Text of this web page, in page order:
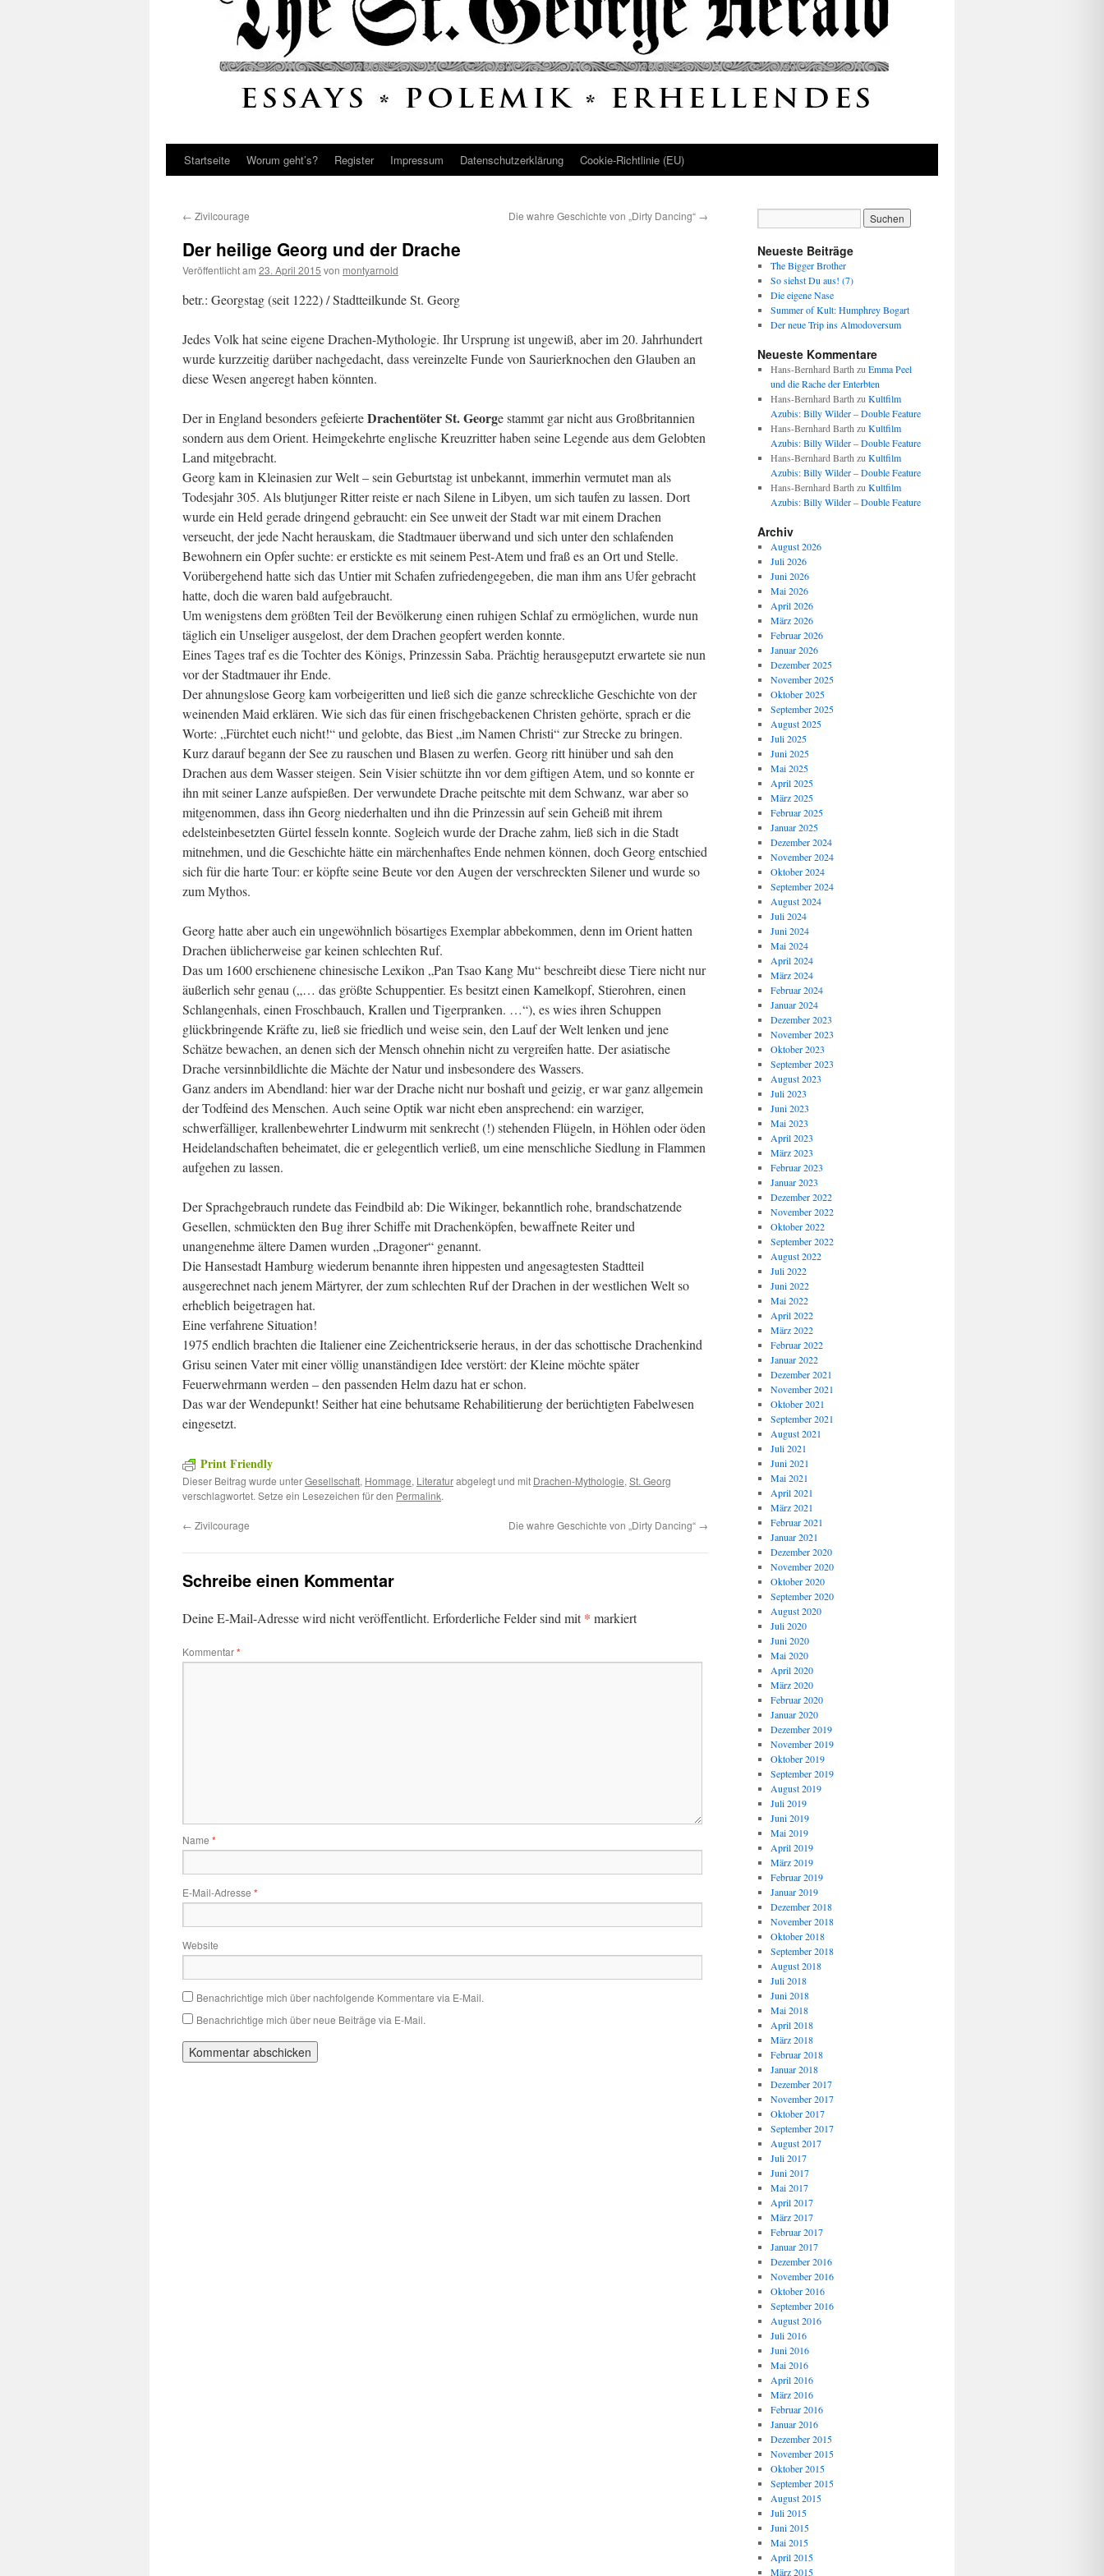
Startseite Worum geht’s? Register Impressum Datenschutz­erklärung Cookie-Richtlinie (EU)
← Zivilcourage Die wahre Geschichte von „Dirty Dancing“ →
Der heilige Georg und der Drache
Veröffentlicht am 23. April 2015 von montyarnold
betr.: Georgstag (seit 1222) / Stadtteilkunde St. Georg
Jedes Volk hat seine eigene Drachen-Mythologie. Ihr Ursprung ist ungewiß, aber im 20. Jahrhundert
wurde kurzzeitig darüber nachgedacht, dass vereinzelte Funde von Saurierknochen den Glauben an
diese Wesen angeregt haben könnten.
Der in England besonders gefeierteDrachentöter St. George stammt gar nicht aus Großbritannien
sondern aus dem Orient. Heimgekehrte englische Kreuzritter haben seine Legende aus dem Gelobten
Land mitgebracht.
Georg kam in Kleinasien zur Welt – sein Geburtstag ist unbekannt, immerhin vermutet man als
Todesjahr 305. Als blutjunger Ritter reiste er nach Silene in Libyen, um sich taufen zu lassen. Dort
wurde ein Held gerade dringend gebraucht: ein See unweit der Stadt war mit einem Drachen
verseucht, der jede Nacht herauskam, die Stadtmauer überwand und sich unter den schlafenden
Bewohnern ein Opfer suchte: er erstickte es mit seinem Pest-Atem und fraß es an Ort und Stelle.
Vorübergehend hatte sich das Untier mit Schafen zufriedengegeben, die man ihm ans Ufer gebracht
hatte, doch die waren bald aufgebraucht.
Um wenigstens dem größten Teil der Bevölkerung einen ruhigen Schlaf zu ermöglichen, wurde nun
täglich ein Unseliger ausgelost, der dem Drachen geopfert werden konnte.
Eines Tages traf es die Tochter des Königs, Prinzessin Saba. Prächtig herausgeputzt erwartete sie nun
vor der Stadtmauer ihr Ende.
Der ahnungslose Georg kam vorbeigeritten und ließ sich die ganze schreckliche Geschichte von der
weinenden Maid erklären. Wie sich das für einen frischgebackenen Christen gehörte, sprach er die
Worte: „Fürchtet euch nicht!“ und gelobte, das Biest „im Namen Christi“ zur Strecke zu bringen.
Kurz darauf begann der See zu rauschen und Blasen zu werfen. Georg ritt hinüber und sah den
Drachen aus dem Wasser steigen. Sein Visier schützte ihn vor dem giftigen Atem, und so konnte er
ihn mit seiner Lanze aufspießen. Der verwundete Drache peitschte mit dem Schwanz, war aber so
mitgenommen, dass ihn Georg niederhalten und ihn die Prinzessin auf sein Geheiß mit ihrem
edelsteinbesetzten Gürtel fesseln konnte. Sogleich wurde der Drache zahm, ließ sich in die Stadt
mitnehmen, und die Geschichte hätte ein märchenhaftes Ende nehmen können, doch Georg entschied
sich für die harte Tour: er köpfte seine Beute vor den Augen der verschreckten Silener und wurde so
zum Mythos.
Georg hatte aber auch ein ungewöhnlich bösartiges Exemplar abbekommen, denn im Orient hatten
Drachen üblicherweise gar keinen schlechten Ruf.
Das um 1600 erschienene chinesische Lexikon „Pan Tsao Kang Mu“ beschreibt diese Tiere nicht nur
äußerlich sehr genau („… das größte Schuppentier. Es besitzt einen Kamelkopf, Stierohren, einen
Schlangenhals, einen Froschbauch, Krallen und Tigerpranken. …“), es wies ihren Schuppen
glückbringende Kräfte zu, ließ sie friedlich und weise sein, den Lauf der Welt lenken und jene
Schätze bewachen, an denen sich der Mensch ohnehin nicht zu vergreifen hatte. Der asiatische
Drache versinnbildlichte die Mächte der Natur und insbesondere des Wassers.
Ganz anders im Abendland: hier war der Drache nicht nur boshaft und geizig, er war ganz allgemein
der Todfeind des Menschen. Auch seine Optik war nicht eben ansprechend: ein warziger,
schwerfälliger, krallenbewehrter Lindwurm mit senkrecht (!) stehenden Flügeln, in Höhlen oder öden
Heidelandschaften beheimatet, die er gelegentlich verließ, um eine menschliche Siedlung in Flammen
aufgehen zu lassen.
Der Sprachgebrauch rundete das Feindbild ab: Die Wikinger, bekanntlich rohe, brandschatzende
Gesellen, schmückten den Bug ihrer Schiffe mit Drachenköpfen, bewaffnete Reiter und
unangenehme ältere Damen wurden „Dragoner“ genannt.
Die Hansestadt Hamburg wiederum benannte ihren hippesten und angesagtesten Stadtteil
ausgerechnet nach jenem Märtyrer, der zum schlechten Ruf der Drachen in der westlichen Welt so
erheblich beigetragen hat.
Eine verfahrene Situation!
1975 endlich brachten die Italiener eine Zeichentrickserie heraus, in der das schottische Drachenkind
Grisu seinen Vater mit einer völlig unanständigen Idee verstört: der Kleine möchte später
Feuerwehrmann werden – den passenden Helm dazu hat er schon.
Das war der Wendepunkt! Seither hat eine behutsame Rehabilitierung der berüchtigten Fabelwesen
eingesetzt.
Print Friendly
Dieser Beitrag wurde unterGesellschaft, Hommage, Literaturabgelegt und mit Drachen-Mythologie, St. Georg
verschlagwortet. Setze ein Lesezeichen für den Permalink.
← Zivilcourage Die wahre Geschichte von „Dirty Dancing“ →
Schreibe einen Kommentar
Deine E-Mail-Adresse wird nicht veröffentlicht. Erforderliche Felder sind mit* markiert
Kommentar*
Name *
E-Mail-Adresse *
Website
Benachrichtige mich über nachfolgende Kommentare via E-Mail.
Benachrichtige mich über neue Beiträge via E-Mail.
Neueste Beiträge
The Bigger Brother
So siehst Du aus! (7)
Die eigene Nase
Summer of Kult: Humphrey Bogart
Der neue Trip ins Almodoversum
Neueste Kommentare
Hans-Bernhard Barth zu Emma Peel
und die Rache der Enterbten
Hans-Bernhard Barth zu Kultfilm
Azubis: Billy Wilder – Double Feature
Hans-Bernhard Barth zu Kultfilm
Azubis: Billy Wilder – Double Feature
Hans-Bernhard Barth zu Kultfilm
Azubis: Billy Wilder – Double Feature
Hans-Bernhard Barth zu Kultfilm
Azubis: Billy Wilder – Double Feature
Archiv
August 2026
Juli 2026
Juni 2026
Mai 2026
April 2026
März 2026
Februar 2026
Januar 2026
Dezember 2025
November 2025
Oktober 2025
September 2025
August 2025
Juli 2025
Juni 2025
Mai 2025
April 2025
März 2025
Februar 2025
Januar 2025
Dezember 2024
November 2024
Oktober 2024
September 2024
August 2024
Juli 2024
Juni 2024
Mai 2024
April 2024
März 2024
Februar 2024
Januar 2024
Dezember 2023
November 2023
Oktober 2023
September 2023
August 2023
Juli 2023
Juni 2023
Mai 2023
April 2023
März 2023
Februar 2023
Januar 2023
Dezember 2022
November 2022
Oktober 2022
September 2022
August 2022
Juli 2022
Juni 2022
Mai 2022
April 2022
März 2022
Februar 2022
Januar 2022
Dezember 2021
November 2021
Oktober 2021
September 2021
August 2021
Juli 2021
Juni 2021
Mai 2021
April 2021
März 2021
Februar 2021
Januar 2021
Dezember 2020
November 2020
Oktober 2020
September 2020
August 2020
Juli 2020
Juni 2020
Mai 2020
April 2020
März 2020
Februar 2020
Januar 2020
Dezember 2019
November 2019
Oktober 2019
September 2019
August 2019
Juli 2019
Juni 2019
Mai 2019
April 2019
März 2019
Februar 2019
Januar 2019
Dezember 2018
November 2018
Oktober 2018
September 2018
August 2018
Juli 2018
Juni 2018
Mai 2018
April 2018
März 2018
Februar 2018
Januar 2018
Dezember 2017
November 2017
Oktober 2017
September 2017
August 2017
Juli 2017
Juni 2017
Mai 2017
April 2017
März 2017
Februar 2017
Januar 2017
Dezember 2016
November 2016
Oktober 2016
September 2016
August 2016
Juli 2016
Juni 2016
Mai 2016
April 2016
März 2016
Februar 2016
Januar 2016
Dezember 2015
November 2015
Oktober 2015
September 2015
August 2015
Juli 2015
Juni 2015
Mai 2015
April 2015
März 2015